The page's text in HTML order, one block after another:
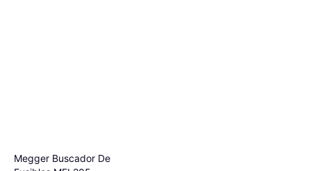
Megger Buscador De